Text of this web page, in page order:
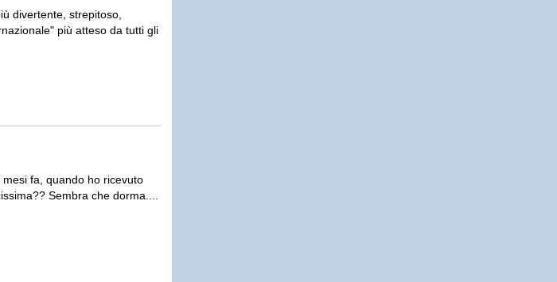
divertente, strepitoso,
più atteso da tutti gli
fa, quando ho ricevuto
Sembra che dorma....